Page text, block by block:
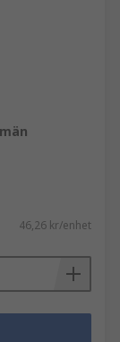
46,26 kr/enhet